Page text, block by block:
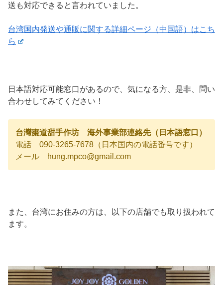
送も対応できると言われていました。
台湾国内発送や通販に関する詳細ページ（中国語）はこち
ら
日本語対応可能窓口があるので、気になる方、是非、問い
合わせしてみてください！
台灣棗道甜手作坊 海外事業部連絡先（日本語窓口）
電話 090-3265-7678（日本国内の電話番号です）
メール hung.mpco@gmail.com
また、台湾にお住みの方は、以下の店舗でも取り扱われて
ます。